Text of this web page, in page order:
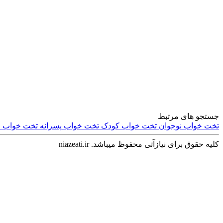
جستجو های مرتبط
تخت خواب نوجوان تخت خواب کودک تخت خواب پسرانه تخت خواب
کلیه حقوق برای نیازآتی محفوظ میباشد. niazeati.ir